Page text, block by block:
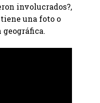
involucrados?,
una foto o